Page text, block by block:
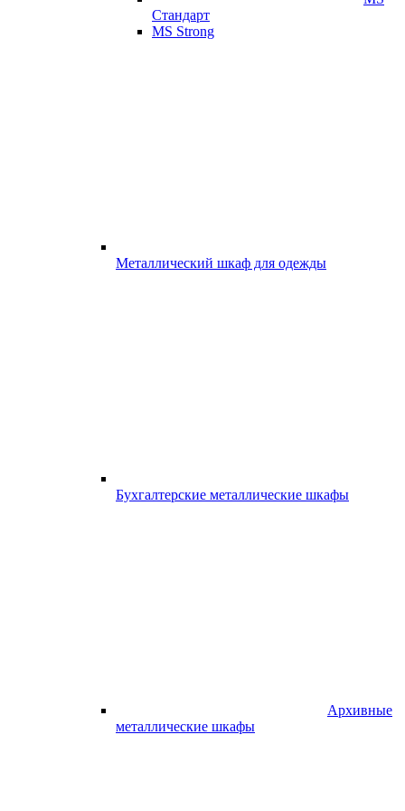
Стандарт
MS Strong
Металлический шкаф для одежды
Бухгалтерские металлические шкафы
Архивные
металлические шкафы